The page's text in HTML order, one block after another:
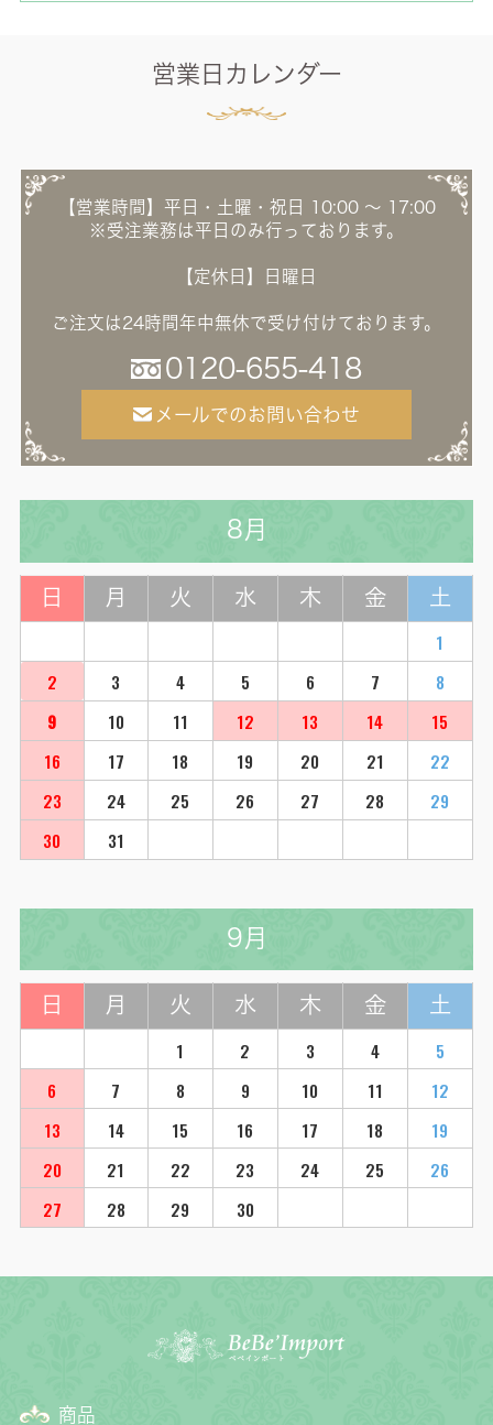
営業日カレンダー
【営業時間】平日・土曜・祝日 10:00 ～ 17:00
※受注業務は平日のみ行っております。
【定休日】日曜日
ご注文は24時間年中無休で受け付けております。
0120-655-418
メールでのお問い合わせ
8月
日 月 火 水 木 金 土
1
2
3 4 5 6 7
8
9
10 11 12 13 14
15
16
17 18 19 20 21
22
23
24 25 26 27 28
29
30
31
9月
日 月 火 水 木 金 土
1 2 3 4
5
6
7 8 9 10 11
12
13
14 15 16 17 18
19
20
21 22 23 24 25
26
27
28 29 30
商品